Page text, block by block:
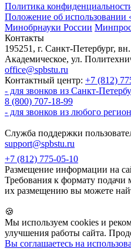
Политика
Положение об использовании
Минобрнауки России
Контакты
195251, г. Санкт-Петербург,
Академическое, ул.
office@spbstu.ru
Контактный центр: +7 (812)
- для звонков из Санкт-
8 (800) 707-18-99
- для звонков из любого
Служба поддержки
support@spbstu.ru
+7 (812) 775-05-10
Размещение информации на
Требования к формату
их размещению вы можете
🍪
Мы используем cookies и
улучшения работы сайта.
Вы соглашаетесь на